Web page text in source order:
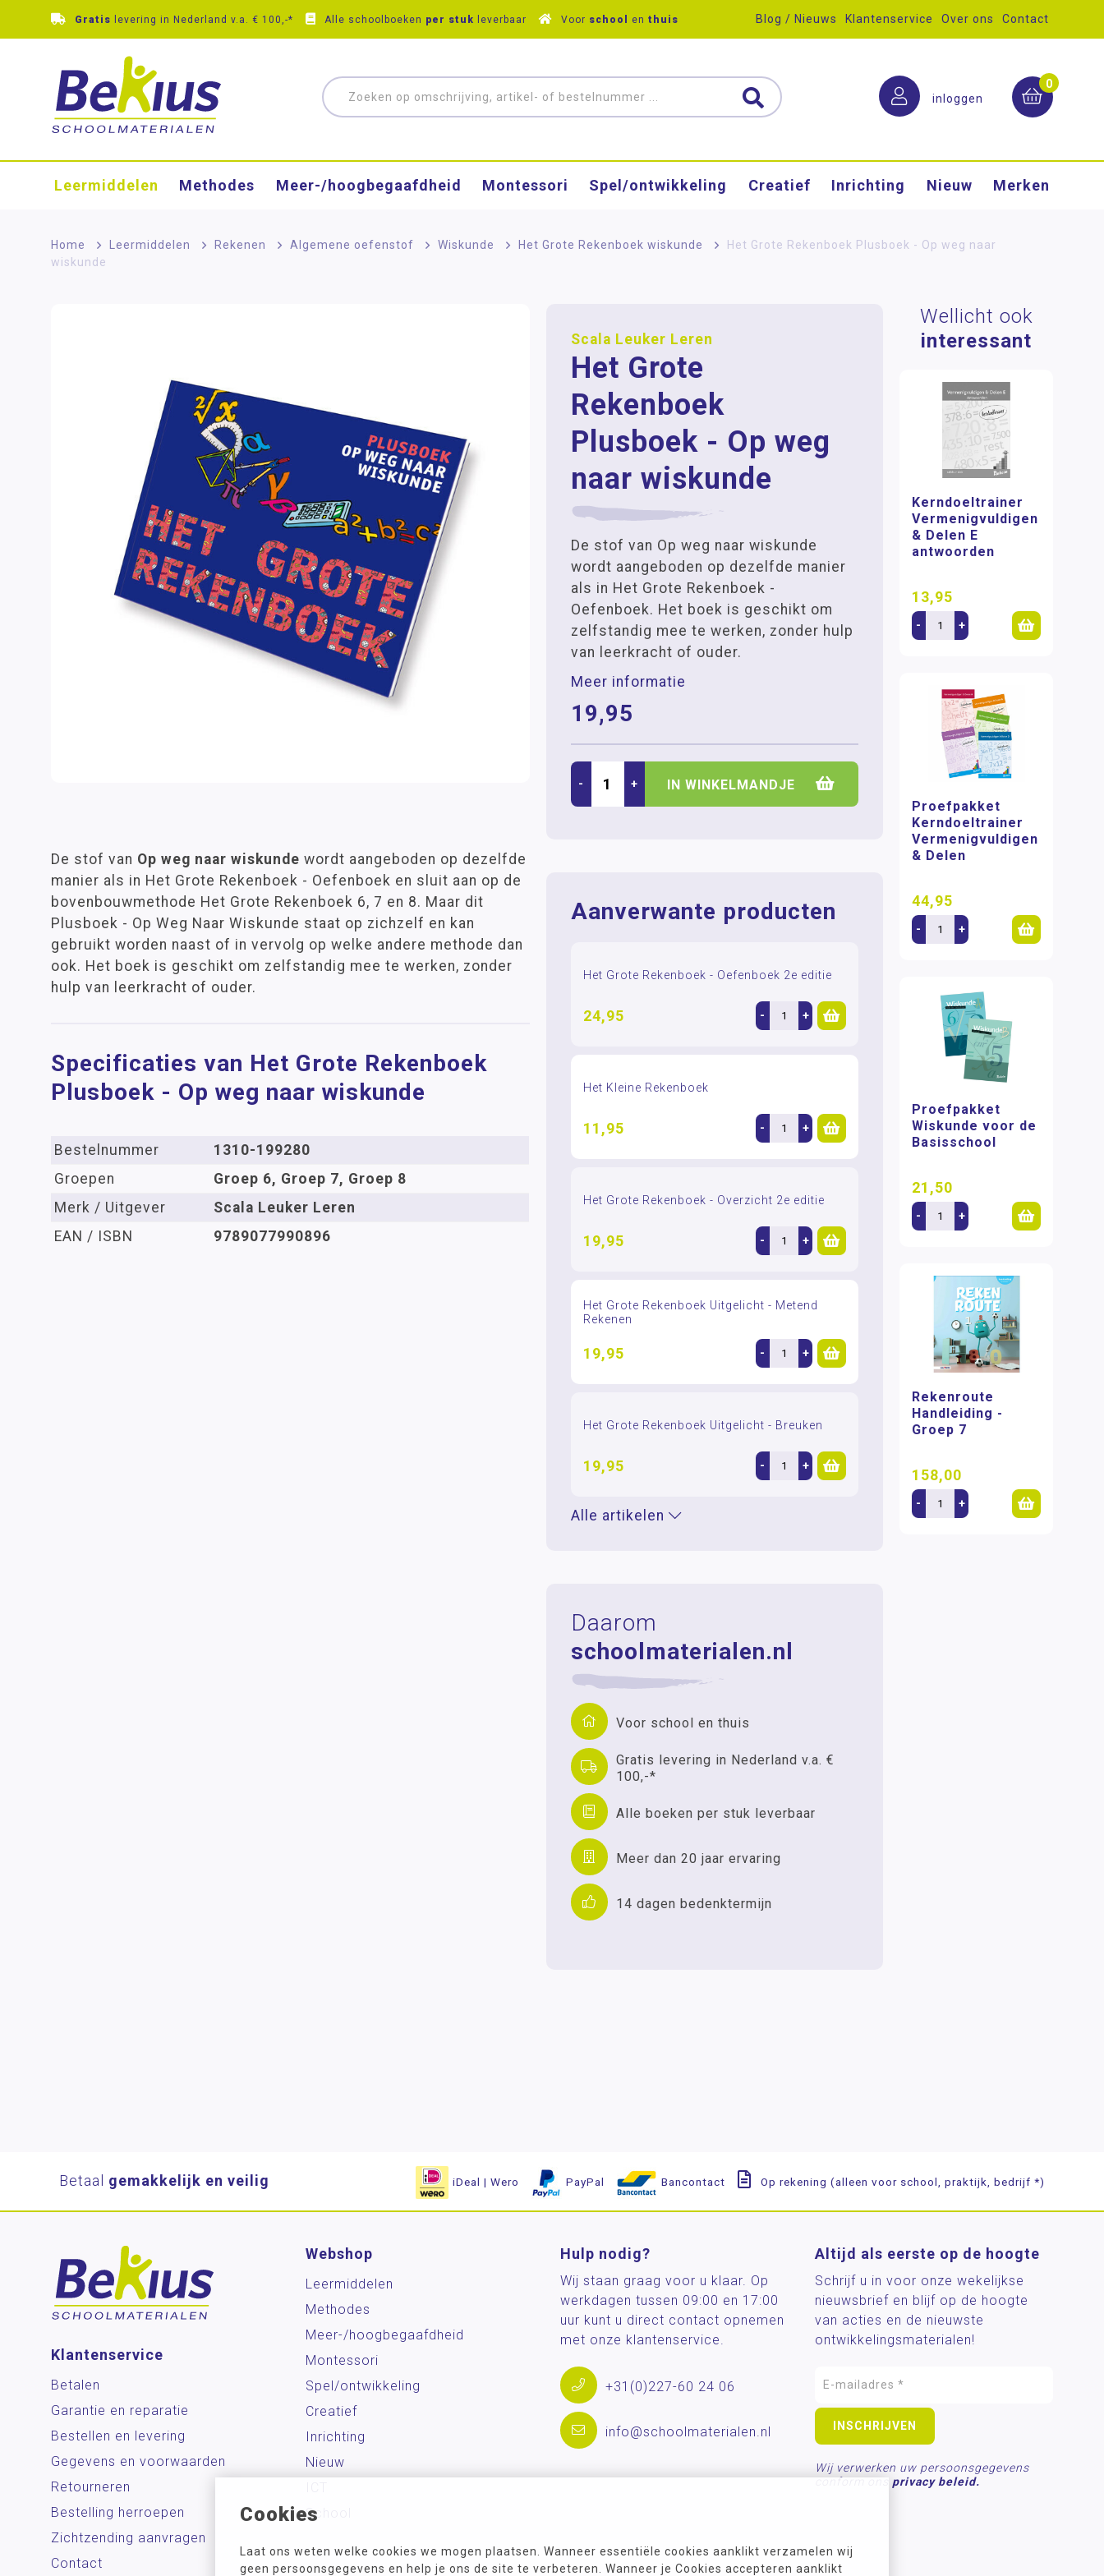
Cookies
Laat ons weten welke cookies we mogen plaatsen. Wanneer essentiële cookies aanklikt verzamelen wij
geen persoonsgegevens en help je ons de site te verbeteren. Wanneer je Cookies accepteren aanklikt
Gratis levering in Nederland v.a. € 100,-* Alle schoolboeken per stuk leverbaar Voor school en thuis Blog / Nieuws Klantenservice Over ons Contact
inloggen
0
Leermiddelen Methodes Meer-/hoog­begaafdheid Montessori Spel/ontwikkeling Creatief Inrichting Nieuw Merken
Home > Leermiddelen > Rekenen > Algemene oefenstof > Wiskunde > Het Grote Rekenboek wiskunde >
Het Grote Rekenboek Plusboek - Op weg naar
wiskunde
Scala Leuker Leren
Het Grote
Rekenboek
Plusboek - Op weg
naar wiskunde
De stof van Op weg naar wiskunde
wordt aangeboden op dezelfde manier
als in Het Grote Rekenboek -
Oefenboek. Het boek is geschikt om
zelfstandig mee te werken, zonder hulp
van leerkracht of ouder.
Meer informatie
19,95
- + IN WINKELMANDJE
Aanverwante producten
Het Grote Rekenboek - Oefenboek 2e editie
24,95 - +
Het Kleine Rekenboek
11,95 - +
Het Grote Rekenboek - Overzicht 2e editie
19,95 - +
Het Grote Rekenboek Uitgelicht - Metend
Rekenen
19,95 - +
Het Grote Rekenboek Uitgelicht - Breuken
19,95 - +
Alle artikelen
Daarom
schoolmaterialen.nl
Voor school en thuis
Gratis levering in Nederland v.a. €
100,-*
Alle boeken per stuk leverbaar
Meer dan 20 jaar ervaring
14 dagen bedenktermijn
De stof van Op weg naar wiskunde wordt aangeboden op dezelfde
manier als in Het Grote Rekenboek - Oefenboek en sluit aan op de
bovenbouwmethode Het Grote Rekenboek 6, 7 en 8. Maar dit
Plusboek - Op Weg Naar Wiskunde staat op zichzelf en kan
gebruikt worden naast of in vervolg op welke andere methode dan
ook. Het boek is geschikt om zelfstandig mee te werken, zonder
hulp van leerkracht of ouder.
Specificaties van Het Grote Rekenboek
Plusboek - Op weg naar wiskunde
Bestelnummer
1310-199280
Groepen
Groep 6, Groep 7, Groep 8
Merk / Uitgever
Scala Leuker Leren
EAN / ISBN
9789077990896
Wellicht ook
interessant
Kerndoeltrainer
Vermenigvuldigen
& Delen E
antwoorden
13,95
- +
Proefpakket
Kerndoeltrainer
Vermenigvuldigen
& Delen
44,95
- +
Proefpakket
Wiskunde voor de
Basisschool
21,50
- +
Rekenroute
Handleiding -
Groep 7
158,00
- +
Betaal gemakkelijk en veilig iDeal | Wero PayPal Bancontact Op rekening (alleen voor school, praktijk, bedrijf *)
Klantenservice
Betalen
Garantie en reparatie
Bestellen en levering
Gegevens en voorwaarden
Retourneren
Bestelling herroepen
Zichtzending aanvragen
Contact
Webshop
Leermiddelen
Methodes
Meer-/hoog­begaafdheid
Montessori
Spel/ontwikkeling
Creatief
Inrichting
Nieuw
School
Hulp nodig?
Wij staan graag voor u klaar. Op
werkdagen tussen 09:00 en 17:00
uur kunt u direct contact opnemen
met onze klantenservice.
+31(0)227-60 24 06
info@schoolmaterialen.nl
Altijd als eerste op de hoogte
Schrijf u in voor onze wekelijkse
nieuwsbrief en blijf op de hoogte
van acties en de nieuwste
ontwikkelingsmaterialen!
Wij verwerken uw persoonsgegevens
conform ons privacy beleid.